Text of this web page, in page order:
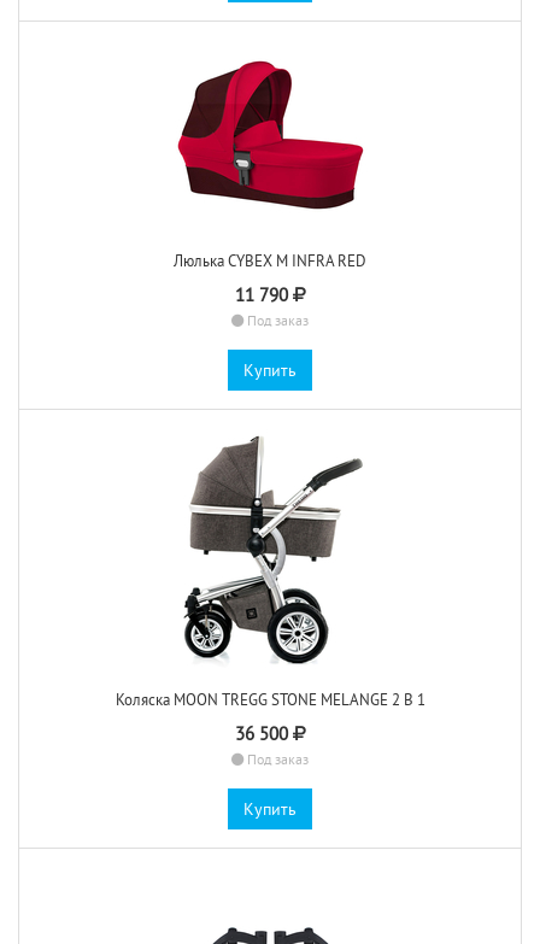
Люлька CYBEX M INFRA RED
11 790
Под заказ
Купить
Коляска MOON TREGG STONE MELANGE 2 В 1
36 500
Под заказ
Купить